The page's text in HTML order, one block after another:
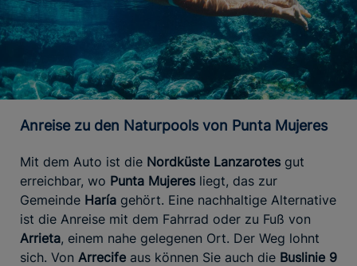
Anreise zu den Naturpools von Punta Mujeres
Mit dem Auto ist die Nordküste Lanzarotes gut
erreichbar, wo Punta Mujeres liegt, das zur
Gemeinde Haría gehört. Eine nachhaltige Alternative
ist die Anreise mit dem Fahrrad oder zu Fuß von
Arrieta, einem nahe gelegenen Ort. Der Weg lohnt
sich. Von Arrecife aus können Sie auch die Buslinie 9